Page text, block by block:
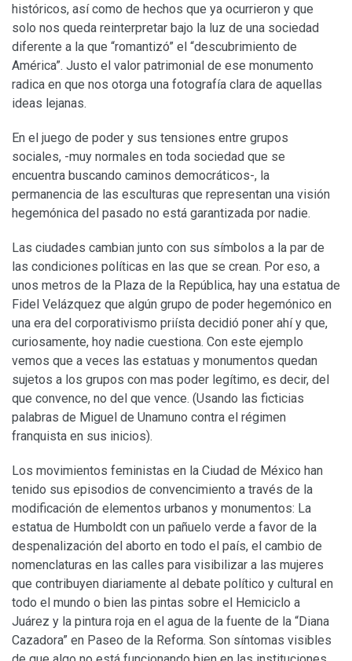
históricos, así como de hechos que ya ocurrieron y que
solo nos queda reinterpretar bajo la luz de una sociedad
diferente a la que “romantizó” el “descubrimiento de
América”. Justo el valor patrimonial de ese monumento
radica en que nos otorga una fotografía clara de aquellas
ideas lejanas.
En el juego de poder y sus tensiones entre grupos
sociales, -muy normales en toda sociedad que se
encuentra buscando caminos democráticos-, la
permanencia de las esculturas que representan una visión
hegemónica del pasado no está garantizada por nadie.
Las ciudades cambian junto con sus símbolos a la par de
las condiciones políticas en las que se crean. Por eso, a
unos metros de la Plaza de la República, hay una estatua de
Fidel Velázquez que algún grupo de poder hegemónico en
una era del corporativismo priísta decidió poner ahí y que,
curiosamente, hoy nadie cuestiona. Con este ejemplo
vemos que a veces las estatuas y monumentos quedan
sujetos a los grupos con mas poder legítimo, es decir, del
que convence, no del que vence. (Usando las ficticias
palabras de Miguel de Unamuno contra el régimen
franquista en sus inicios).
Los movimientos feministas en la Ciudad de México han
tenido sus episodios de convencimiento a través de la
modificación de elementos urbanos y monumentos: La
estatua de Humboldt con un pañuelo verde a favor de la
despenalización del aborto en todo el país, el cambio de
nomenclaturas en las calles para visibilizar a las mujeres
que contribuyen diariamente al debate político y cultural en
todo el mundo o bien las pintas sobre el Hemiciclo a
Juárez y la pintura roja en el agua de la fuente de la “Diana
Cazadora” en Paseo de la Reforma. Son síntomas visibles